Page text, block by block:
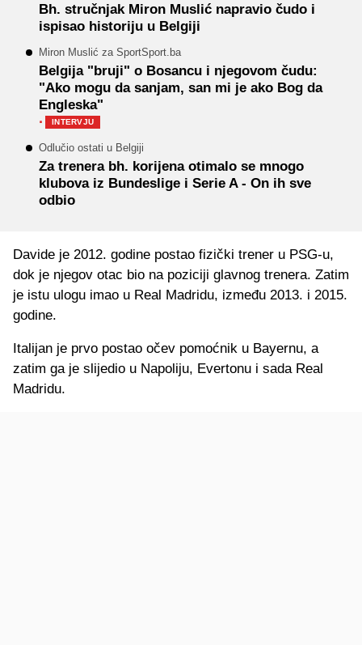
Bh. stručnjak Miron Muslić napravio čudo i
ispisao historiju u Belgiji
Miron Muslić za SportSport.ba
Belgija "bruji" o Bosancu i njegovom čudu:
"Ako mogu da sanjam, san mi je ako Bog da
Engleska"
· INTERVJU
Odlučio ostati u Belgiji
Za trenera bh. korijena otimalo se mnogo
klubova iz Bundeslige i Serie A - On ih sve
odbio
Davide je 2012. godine postao fizički trener u PSG-u,
dok je njegov otac bio na poziciji glavnog trenera. Zatim
je istu ulogu imao u Real Madridu, između 2013. i 2015.
godine.
Italijan je prvo postao očev pomoćnik u Bayernu, a
zatim ga je slijedio u Napoliju, Evertonu i sada Real
Madridu.